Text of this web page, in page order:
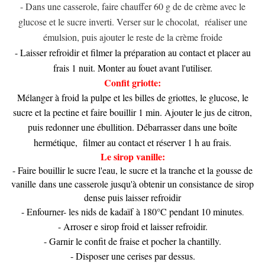
- Dans une casserole, faire chauffer 60 g de de crème avec le
glucose et le sucre inverti. Verser sur le chocolat, réaliser une
émulsion, puis ajouter le reste de la crème froide
- Laisser refroidir et filmer la préparation au contact et placer au
frais 1 nuit. Monter au fouet avant l'utiliser.
Confit griotte:
Mélanger à froid la pulpe et les billes de griottes, le glucose, le
sucre et la pectine et faire bouillir 1 min. Ajouter le jus de citron,
puis redonner une ébullition. Débarrasser dans une boîte
hermétique, filmer au contact et réserver 1 h au frais.
Le sirop vanille:
- Faire bouillir le sucre l'eau, le sucre et la tranche et la gousse de
vanille dans une casserole jusqu'à obtenir un consistance de sirop
dense puis laisser refroidir
- Enfourner- les nids de kadaïf à 180°C pendant 10 minutes.
- Arroser e sirop froid et laisser refroidir.
- Garnir le confit de fraise et pocher la chantilly.
- Disposer une cerises par dessus.